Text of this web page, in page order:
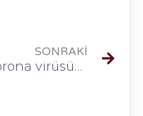
SONRAKI
Korona virüsün bölgemizdeki gayrimenkul sektörüne etkisi